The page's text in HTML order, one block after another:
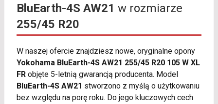
BluEarth-4S AW21 w rozmiarze
255/45 R20
W naszej ofercie znajdziesz nowe, oryginalne opony
Yokohama BluEarth-4S AW21 255/45 R20 105 W XL
FRobjęte 5-letnią gwarancją producenta. Model
BluEarth-4S AW21 stworzono z myślą o użytkowaniu
bez względu na porę roku. Do jego kluczowych cech